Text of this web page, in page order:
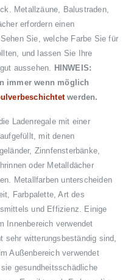
Metallzäune, Balustraden,
erfordern einen
Sie, welche Farbe Sie für
und lassen Sie Ihre
aussehen. HINWEIS:
immer wenn möglich
werden.
Ladenregale mit einer
mit denen
Zinnfensterbänke,
oder Metalldächer
Metallfarben unterscheiden
Farbpalette, Art des
und Effizienz. Einige
Innenbereich verwendet
sehr witterungsbeständig sind,
Außenbereich verwendet
gesundheitsschädliche